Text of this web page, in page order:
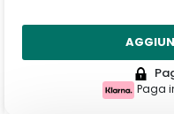
Paga